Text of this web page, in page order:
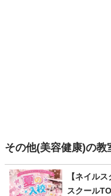
その他(美容健康)の
【ネイル